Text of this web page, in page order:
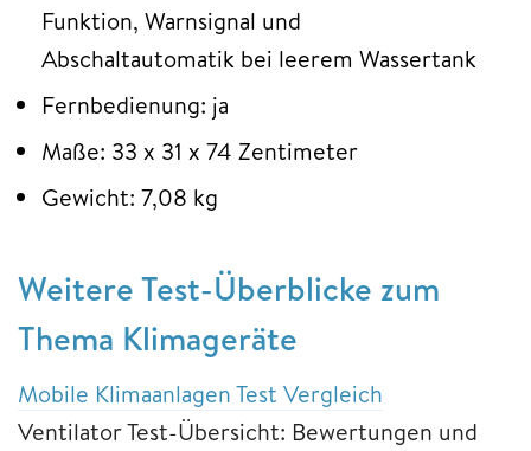
Funktion, Warnsignal und
Abschaltautomatik bei leerem Wassertank
Fernbedienung: ja
Maße: 33 x 31 x 74 Zentimeter
Gewicht: 7,08 kg
Weitere Test-Überblicke zum
Thema Klimageräte
Mobile Klimaanlagen Test Vergleich
Ventilator Test-Übersicht: Bewertungen und